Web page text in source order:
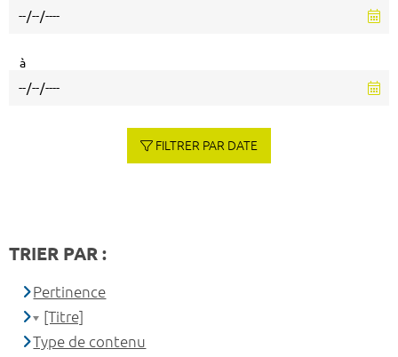
à
FILTRER PAR DATE
TRIER PAR :
Pertinence
[Titre]
Type de contenu